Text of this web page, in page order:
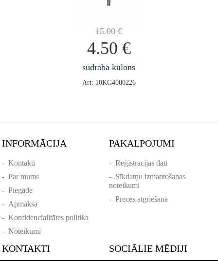
15.00€
4.50 €
sudraba kulons
Art: 10KG4000226
INFORMĀCIJA
-Kontakti
-Par mums
-Piegāde
- Apmaksa
-Konfidencialitātes politika
-Noteikumi
PAKALPOJUMI
- Reģistrācijas dati
- Sīkdatņu izmantošanas
noteikumi
- Preces atgriešana
KONTAKTI SOCIĀLIE MĒDIJI